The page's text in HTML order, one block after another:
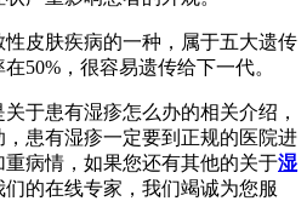
皮肤疾病的一种，属于五大遗传
50%，很容易遗传给下一代。
于患有湿疹怎么办的相关介绍，
患有湿疹一定要到正规的医院进
病情，如果您还有其他的关于湿
的在线专家，我们竭诚为您服